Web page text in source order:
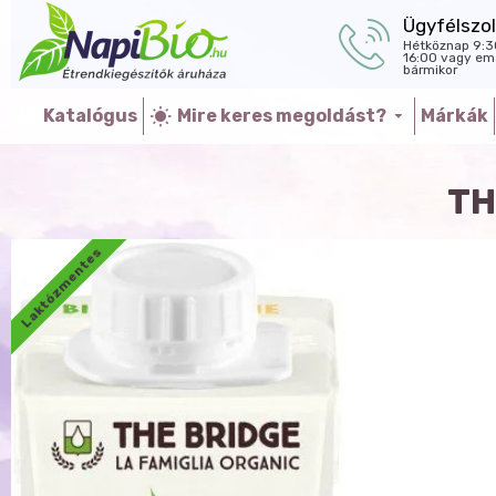
Hétköznap
16:00 vagy
bármikor
Katalógus Mire keres megoldást? Márkák
Laktózmentes